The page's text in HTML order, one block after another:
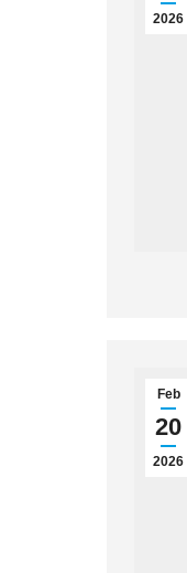
2026
Feb
20
2026